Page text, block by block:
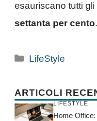
esauriscano tutti gli
settanta per cento.
Categorie
LifeStyle
ARTICOLI
LIFESTYLE
Home